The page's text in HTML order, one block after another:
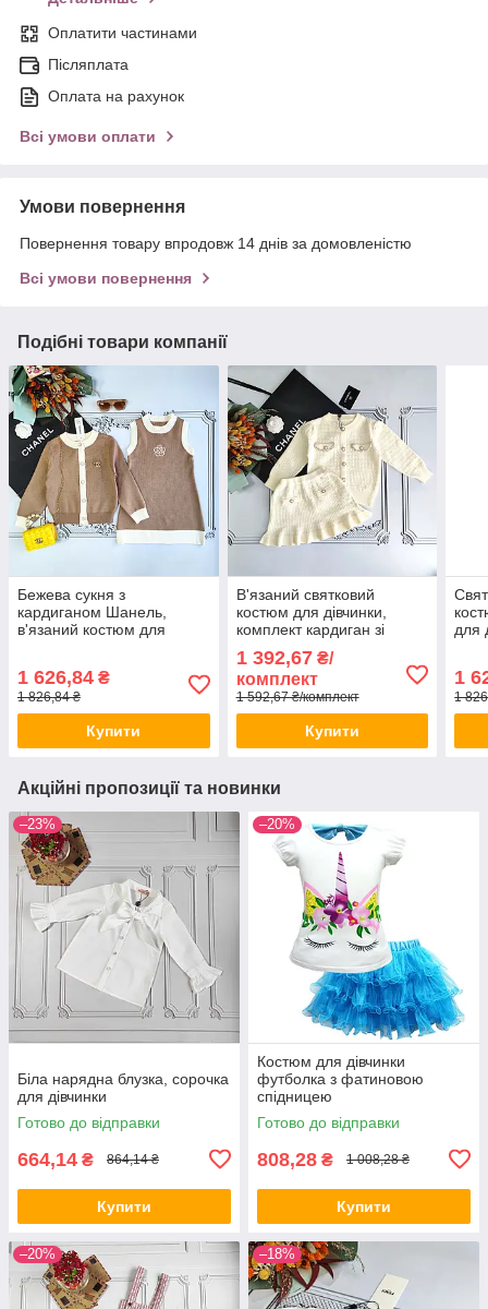
Оплатити частинами
Післяплата
Оплата на рахунок
Всі умови оплати
Умови повернення
Повернення товару впродовж 14 днів за домовленістю
Всі умови повернення
Подібні товари компанії
Бежева сукня з
кардиганом Шанель,
в'язаний костюм для
1 626,84 ₴
1 826,84 ₴
Купити
В'язаний святковий
костюм для дівчинки,
комплект кардиган зі
1 392,67₴/
комплект
1 592,67 ₴/комплект
Купити
для
1
1
Акційні пропозиції та новинки
–23%
Біла нарядна блузка, сорочка
для дівчинки
Готово до відправки
664,14 ₴ 864,14 ₴
Купити
–20%
Костюм для дівчинки
футболка з фатиновою
спідницею
Готово до відправки
808,28 ₴ 1 008,28 ₴
Купити
–20% –18%